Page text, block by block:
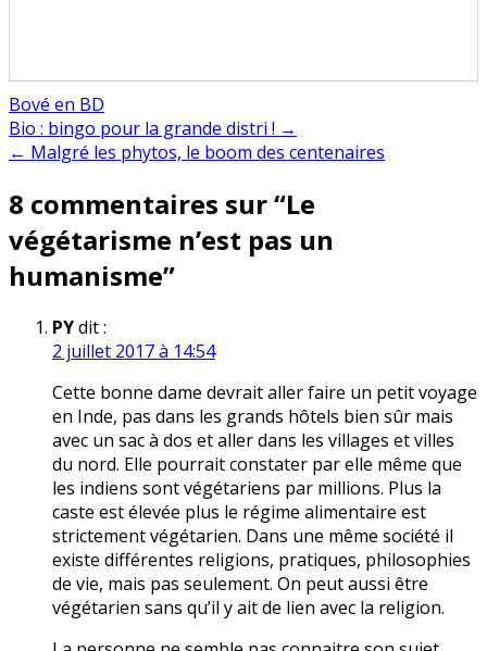
Bové en BD
Navigation
de
l’article
Bio : bingo pour la grande distri ! →
← Malgré les phytos, le boom des centenaires
8 commentaires sur “Le
végétarisme n’est pas un
humanisme”
PYdit :
2 juillet 2017 à 14:54
Cette bonne dame devrait aller faire un petit voyage
en Inde, pas dans les grands hôtels bien sûr mais
avec un sac à dos et aller dans les villages et villes
du nord. Elle pourrait constater par elle même que
les indiens sont végétariens par millions. Plus la
caste est élevée plus le régime alimentaire est
strictement végétarien. Dans une même société il
existe différentes religions, pratiques, philosophies
de vie, mais pas seulement. On peut aussi être
végétarien sans qu’il y ait de lien avec la religion.